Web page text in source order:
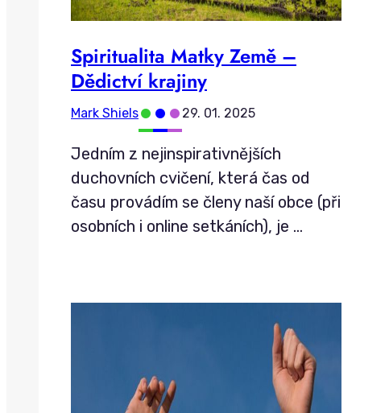
Spiritualita Matky Země –
Dědictví krajiny
Mark Shiels••• 29. 01. 2025
Jedním z nejinspirativnějších
duchovních cvičení, která čas od
času provádím se členy naší obce (při
osobních i online setkáních), je …